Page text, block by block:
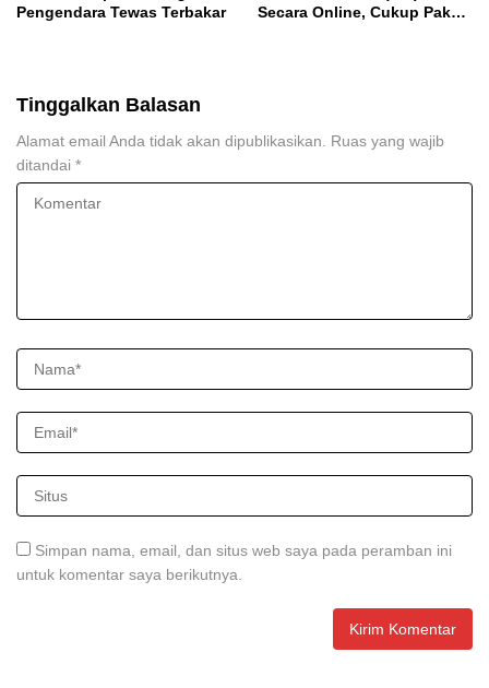
Pengendara Tewas Terbakar
Secara Online, Cukup Pakai
Tinggalkan Balasan
Alamat email Anda tidak akan dipublikasikan.
Ruas yang wajib
ditandai *
Simpan nama, email, dan situs web saya pada peramban ini
untuk komentar saya berikutnya.